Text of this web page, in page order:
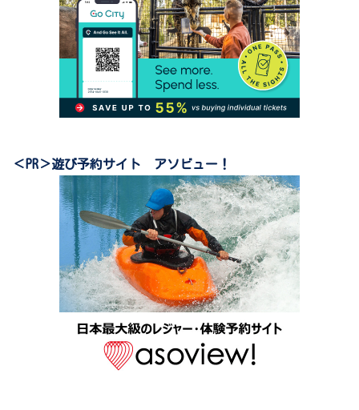
＜PR＞遊び予約サイト アソビュー！